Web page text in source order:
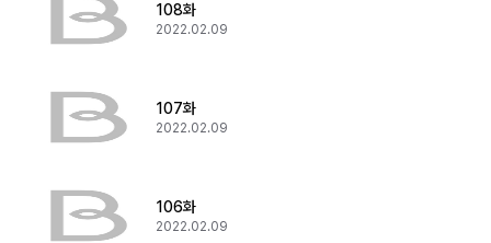
108화
2022.02.09
107화
2022.02.09
106화
2022.02.09